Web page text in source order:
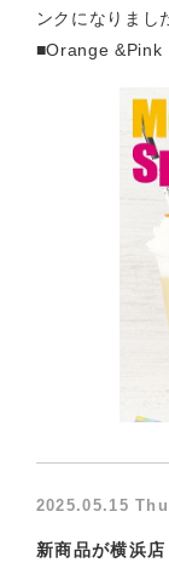
ンクになりまし
■Orange &Pink
2025.05.15 Thu
新商品が横浜